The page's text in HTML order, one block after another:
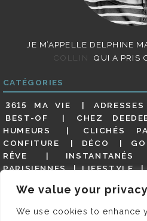
We value your privacy
We use cookies to enhance
JE M’APPELLE DELPHINE
COLLIN
QUI A PRIS
CATÉGORIES
3615 MA VIE
BEST-OF
CHEZ
HUMEURS
CLICHÉS
CONFITURE
DÉCO
RÊVE
INSTANTANÉS
PARISIENNES
LIFESTYLE
(BUT GOODIES)
PAR ICI LE
GUIDE
PARIS EN
REVUE DE PRESSE